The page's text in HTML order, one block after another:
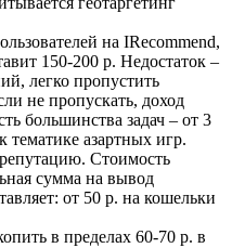
на IRecommend,
150-200 р. Недостаток –
легко пропустить
не пропускать, доход
большинства задач – от 3
тематике азартных игр.
Стоимость
сумма на вывод
от 50 р. на кошельки
в пределах 60-70 р. в